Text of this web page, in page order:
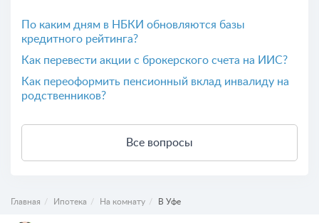
По каким дням в НБКИ обновляются базы
кредитного рейтинга?
Как перевести акции с брокерского счета на ИИС?
Как переоформить пенсионный вклад инвалиду на
родственников?
Все вопросы
Главная Ипотека На комнату В Уфе